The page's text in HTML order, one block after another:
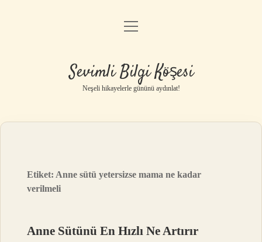
Anasayfa
Yasal Uyarı
menüyü
Sevimli Bilgi Köşesi
Neşeli hikayelerle gününü aydınlat!
Etiket: Anne sütü yetersizse mama ne kadar
verilmeli
Anne Sütünü En Hızlı Ne Artırır